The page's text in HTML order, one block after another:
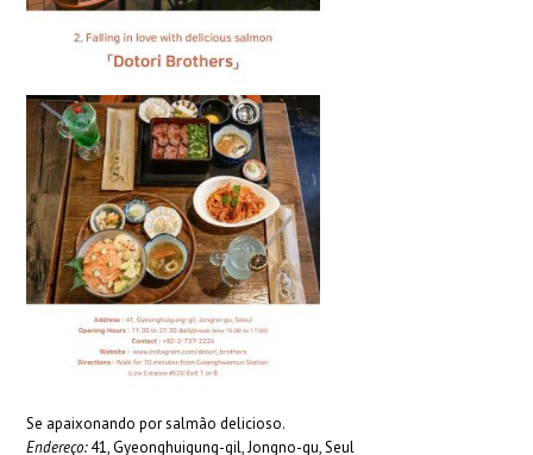
Se apaixonando por salmão delicioso.
Endereço:41, Gyeonghuigung-gil, Jongno-gu, Seul